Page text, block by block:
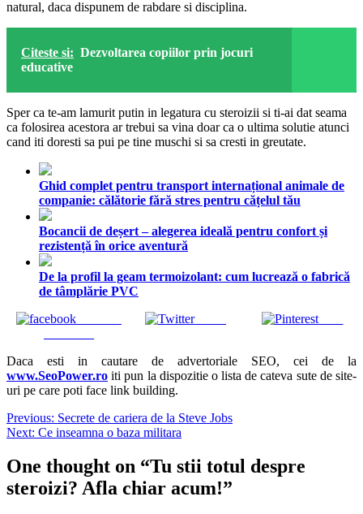
natural, daca dispunem de rabdare si disciplina.
Citeste si: Dezvoltarea copiilor prin jocuri
educative
Sper ca te-am lamurit putin in legatura cu steroizii si ti-ai dat seama
ca folosirea acestora ar trebui sa vina doar ca o ultima solutie atunci
cand iti doresti sa pui pe tine muschi si sa cresti in greutate.
Ghid complet pentru transport internațional animale de
companie: călătorie fără stres pentru cățelul tău
Bocancii de deșert – alegerea ideală pentru confort și
rezistență în orice aventură
De la profil la geam termoizolant: cum lucrează o fabrică
de tâmplărie PVC
Tweet Save
Daca esti in cautare de advertoriale SEO, cei de la
www.SeoPower.ro iti pun la dispozitie o lista de cateva sute de site-
uri pe care poti face link building.
Navigare
în
articole
Previous: Secrete de cariera de la Steve Jobs
Next: Ce inseamna o baza militara
One thought on “Tu stii totul despre
steroizi? Afla chiar acum!”